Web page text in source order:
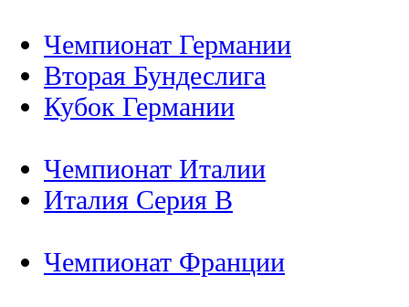
Чемпионат Германии
Вторая Бундеслига
Кубок Германии
Чемпионат Италии
Италия Серия B
Чемпионат Франции